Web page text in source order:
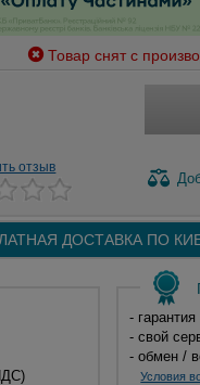
Товар снят с
отзыв
ДОСТАВКА ПО
-
- свой
- обмен /
Условия